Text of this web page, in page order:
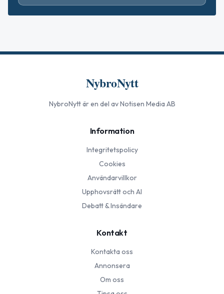
NybroNytt
NybroNyttär en del av Notisen Media AB
Information
Integritetspolicy
Cookies
Användarvillkor
Upphovsrätt och AI
Debatt & Insändare
Kontakt
Kontakta oss
Annonsera
Om oss